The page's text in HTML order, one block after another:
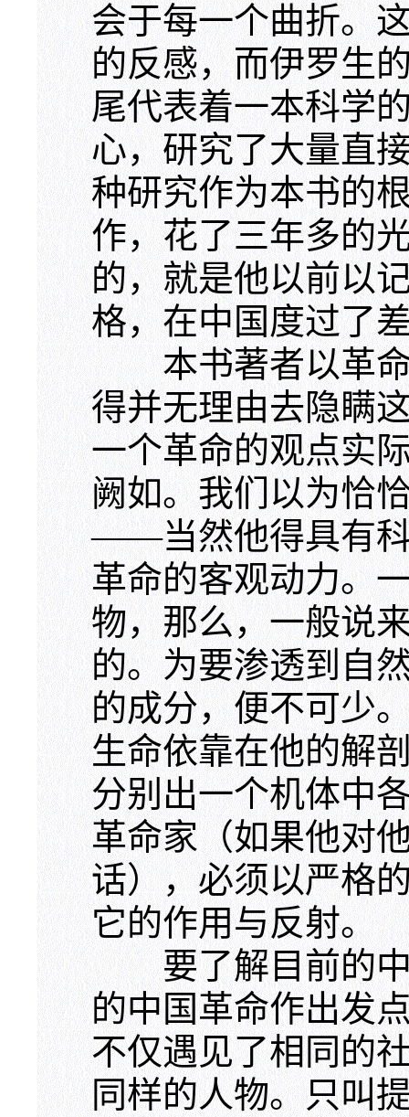
会于每一个曲折。
的反感，而伊罗生
尾代表着一本科学
心，研究了大量直
种研究作为本书的
作，花了三年多的
的，就是他以前以
格，在中国度过了
本书著者以革命
得并无理由去隐瞒
一个革命的观点实
阙如。我们以为恰
——当然他得具有
革命的客观动力。
物，那么，一般说
的。为要渗透到自
的成分，便不可少
生命依靠在他的解
分别出一个机体中
革命家（如果他对
话），必须以严格
它的作用与反射。
要了解目前的中
的中国革命作出发
不仅遇见了相同的
同样的人物。只叫